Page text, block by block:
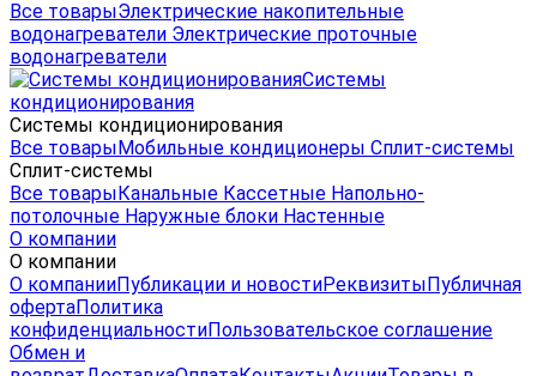
Все товарыЭлектрические накопительные
водонагреватели Электрические проточные
водонагреватели
Системы
кондиционирования
Системы кондиционирования
Все товарыМобильные кондиционеры Сплит-системы
Сплит-системы
Все товарыКанальные Кассетные Напольно-
потолочные Наружные блоки Настенные
О компании
О компании
О компанииПубликации и новостиРеквизитыПубличная
офертаПолитика
конфиденциальностиПользовательское соглашение
Обмен и